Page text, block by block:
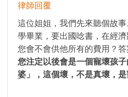
律師回覆
這位姐姐，我們先來聽個故
學畢業，要出國唸書，在經濟
您會不會供他所有的費用？答
您注定以後會是一個寵壞孩
婆」，這個壞，不是真壞，